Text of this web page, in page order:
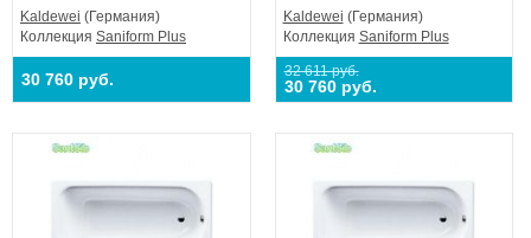
Kaldewei (Германия)
Коллекция Saniform Plus
30 760 руб.
Kaldewei (Германия)
Коллекция Saniform Plus
32 611 руб.
30 760 руб.